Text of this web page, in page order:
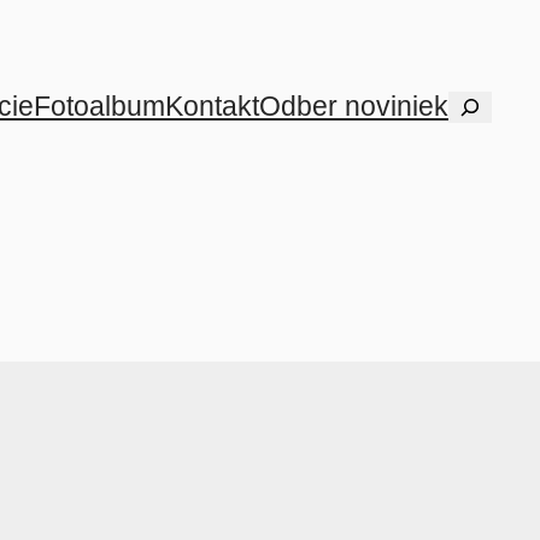
FotoalbumKontaktOdber noviniekHľadať